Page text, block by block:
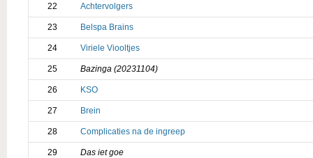
22 Achtervolgers
23 Belspa Brains
24 Viriele Viooltjes
25 Bazinga (20231104)
26 KSO
27 Brein
28 Complicaties na de ingreep
29 Das iet goe